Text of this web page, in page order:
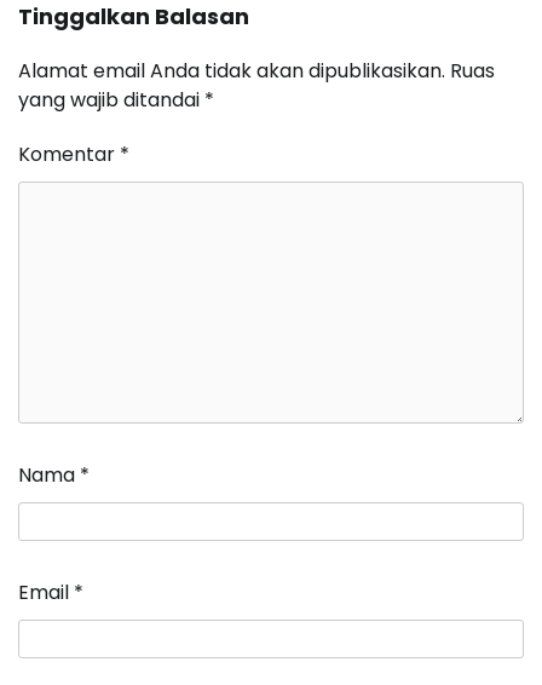
Tinggalkan Balasan
Alamat email Anda tidak akan dipublikasikan. Ruas
yang wajib ditandai *
Komentar *
Nama *
Email *